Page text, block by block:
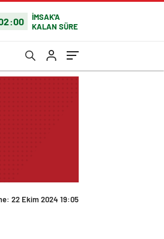
İMSAK'A
KALAN SÜRE
22 Ekim 2024 19:05